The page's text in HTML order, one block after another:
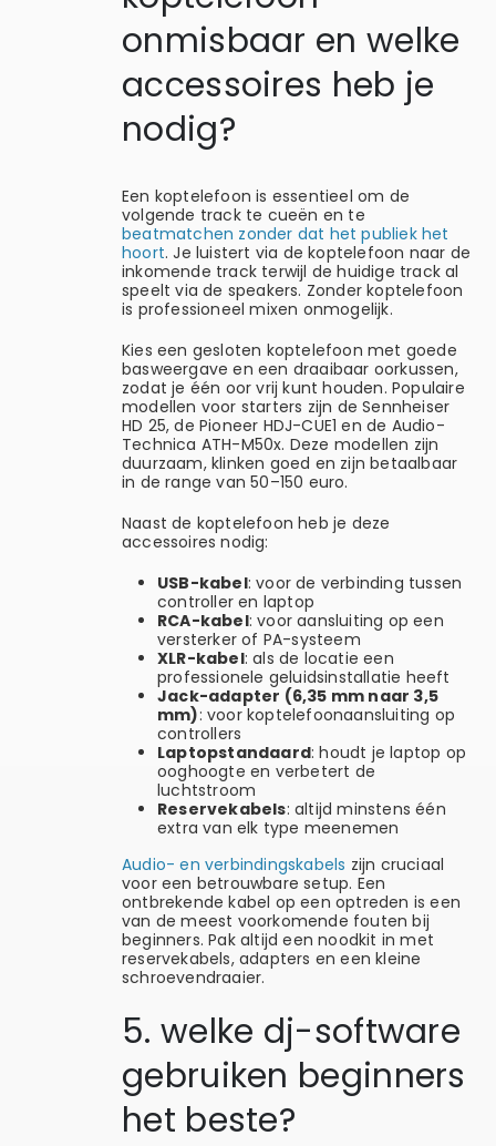
onmisbaar en welke
accessoires heb je
nodig?
Een koptelefoon is essentieel om de
volgende track te cueën en te
beatmatchen zonder dat het publiek het
hoort. Je luistert via de koptelefoon naar de
inkomende track terwijl de huidige track al
speelt via de speakers. Zonder koptelefoon
is professioneel mixen onmogelijk.
Kies een gesloten koptelefoon met goede
basweergave en een draaibaar oorkussen,
zodat je één oor vrij kunt houden. Populaire
modellen voor starters zijn de Sennheiser
HD 25, de Pioneer HDJ-CUE1 en de Audio-
Technica ATH-M50x. Deze modellen zijn
duurzaam, klinken goed en zijn betaalbaar
in de range van 50–150 euro.
Naast de koptelefoon heb je deze
accessoires nodig:
USB-kabel: voor de verbinding tussen
controller en laptop
RCA-kabel: voor aansluiting op een
versterker of PA-systeem
XLR-kabel: als de locatie een
professionele geluidsinstallatie heeft
Jack-adapter (6,35 mm naar 3,5
mm): voor koptelefoonaansluiting op
controllers
Laptopstandaard: houdt je laptop op
ooghoogte en verbetert de
luchtstroom
Reservekabels: altijd minstens één
extra van elk type meenemen
Audio- en verbindingskabels zijn cruciaal
voor een betrouwbare setup. Een
ontbrekende kabel op een optreden is een
van de meest voorkomende fouten bij
beginners. Pak altijd een noodkit in met
reservekabels, adapters en een kleine
schroevendraaier.
5. welke dj-software
gebruiken beginners
het beste?